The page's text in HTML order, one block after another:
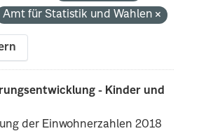
Amt für Statistik und Wahlen
- Kinder und
der Einwohnerzahlen 2018